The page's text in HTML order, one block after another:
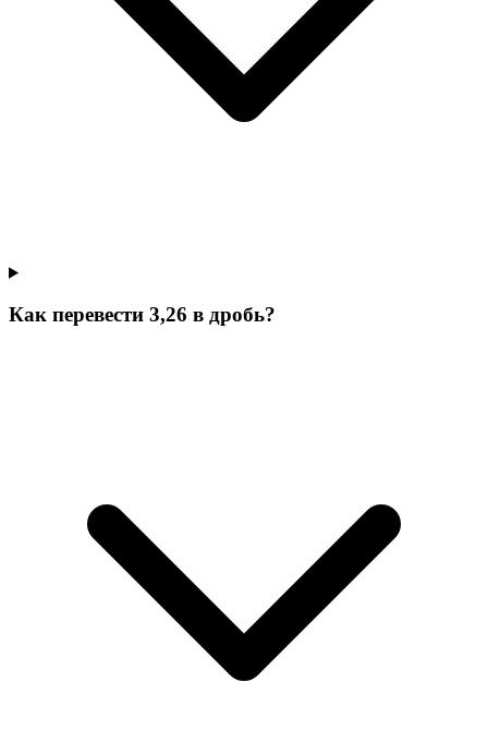
Как перевести 3,26 в дробь?